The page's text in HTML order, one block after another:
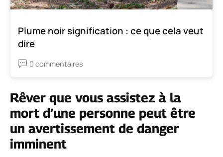
Plume noir signification : ce que cela veut
dire
0 commentaires
Rêver que vous assistez à la
mort d’une personne peut être
un avertissement de danger
imminent